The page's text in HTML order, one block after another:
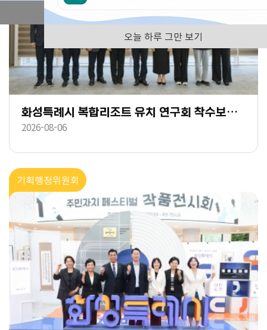
화성특례시 복합리조트 유치 연구회 착수보고회
2026-08-06
기획행정위원회
오늘 하루 그만 보기